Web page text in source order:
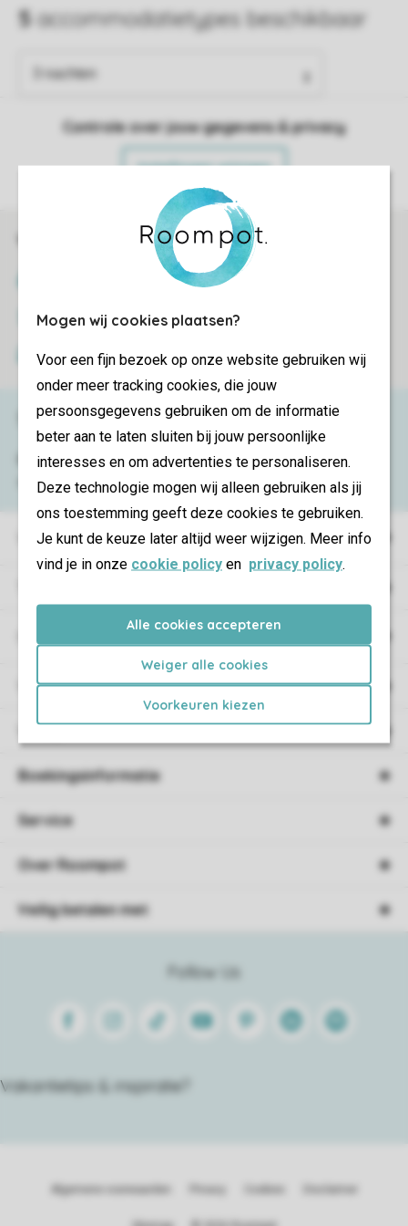
Mogen wij cookies plaatsen?
Voor een fijn bezoek op onze website gebruiken wij
onder meer tracking cookies, die jouw
persoonsgegevens gebruiken om de informatie
beter aan te laten sluiten bij jouw persoonlijke
interesses en om advertenties te personaliseren.
Deze technologie mogen wij alleen gebruiken als jij
ons toestemming geeft deze cookies te gebruiken.
Je kunt de keuze later altijd weer wijzigen. Meer info
vind je in onze cookie policy en privacy policy.
Alle cookies accepteren
Weiger alle cookies
Voorkeuren kiezen
Controle over jouw gegevens & privacy
Instellingen wijzigen
Veilig en snel online boeken
Veilige gegevensoverdracht
Veilige betaling
Vakantieparken
Campings
Vakantieverblijf
Verblijf
Service & contact
Bekijk deveelgestelde vragenof neem
contact op met het Contact Center .
Follow Us
FacebookInstagram
Tiktok Youtube PinterestLinkedinSpotify
Vakantietips & inspiratie?
Boekingsinformatie
Service
Over Roompot
Veilig betalen met